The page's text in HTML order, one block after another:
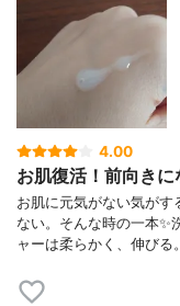
4.00
お肌復活！前向きに
お肌に元気がない気がす
ない。そんな時の一本✨
ャーは柔らかく、伸び